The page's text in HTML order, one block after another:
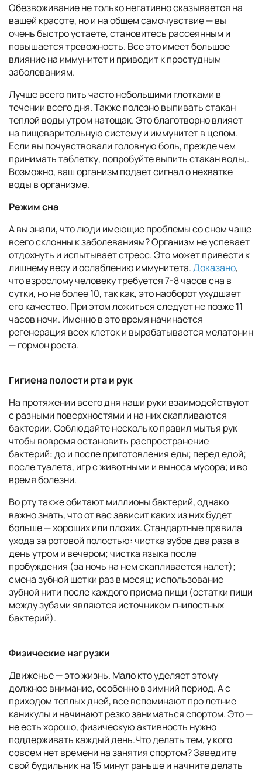
Обезвоживание не только негативно сказывается на
вашей красоте, но и на общем самочувствие — вы
очень быстро устаете, становитесь рассеянным и
повышается тревожность. Все это имеет большое
влияние на иммунитет и приводит к простудным
заболеваниям.
Лучше всего пить часто небольшими глотками в
течении всего дня. Также полезно выпивать стакан
теплой воды утром натощак. Это благотворно влияет
на пищеварительную систему и иммунитет в целом.
Если вы почувствовали головную боль, прежде чем
принимать таблетку, попробуйте выпить стакан воды,.
Возможно, ваш организм подает сигнал о нехватке
воды в организме.
Режим сна
А вы знали, что люди имеющие проблемы со сном чаще
всего склонны к заболеваниям? Организм не успевает
отдохнуть и испытывает стресс. Это может привести к
лишнему весу и ослаблению иммунитета.Доказано,
что взрослому человеку требуется 7-8 часов сна в
сутки, но не более 10, так как, это наоборот ухудшает
его качество. При этом ложиться следует не позже 11
часов ночи. Именно в это время начинается
регенерация всех клеток и вырабатывается мелатонин
— гормон роста.
Гигиена полости рта и рук
На протяжении всего дня наши руки взаимодействуют
с разными поверхностями и на них скапливаются
бактерии. Соблюдайте несколько правил мытья рук
чтобы вовремя остановить распространение
бактерий: до и после приготовления еды; перед едой;
после туалета, игр с животными и выноса мусора; и во
время болезни.
Во рту также обитают миллионы бактерий, однако
важно знать, что от вас зависит каких из них будет
больше — хороших или плохих. Стандартные правила
ухода за ротовой полостью: чистка зубов два раза в
день утром и вечером; чистка языка после
пробуждения (за ночь на нем скапливается налет);
смена зубной щетки раз в месяц; использование
зубной нити после каждого приема пищи (остатки пищи
между зубами являются источником гнилостных
бактерий).
Физические нагрузки
Движенье — это жизнь. Мало кто уделяет этому
должное внимание, особенно в зимний период. А с
приходом теплых дней, все вспоминают про летние
каникулы и начинают резко заниматься спортом. Это —
не есть хорошо, физическую активность нужно
поддерживать каждый день.Что делать тем, у кого
совсем нет времени на занятия спортом? Заведите
свой будильник на 15 минут раньше и начните делать